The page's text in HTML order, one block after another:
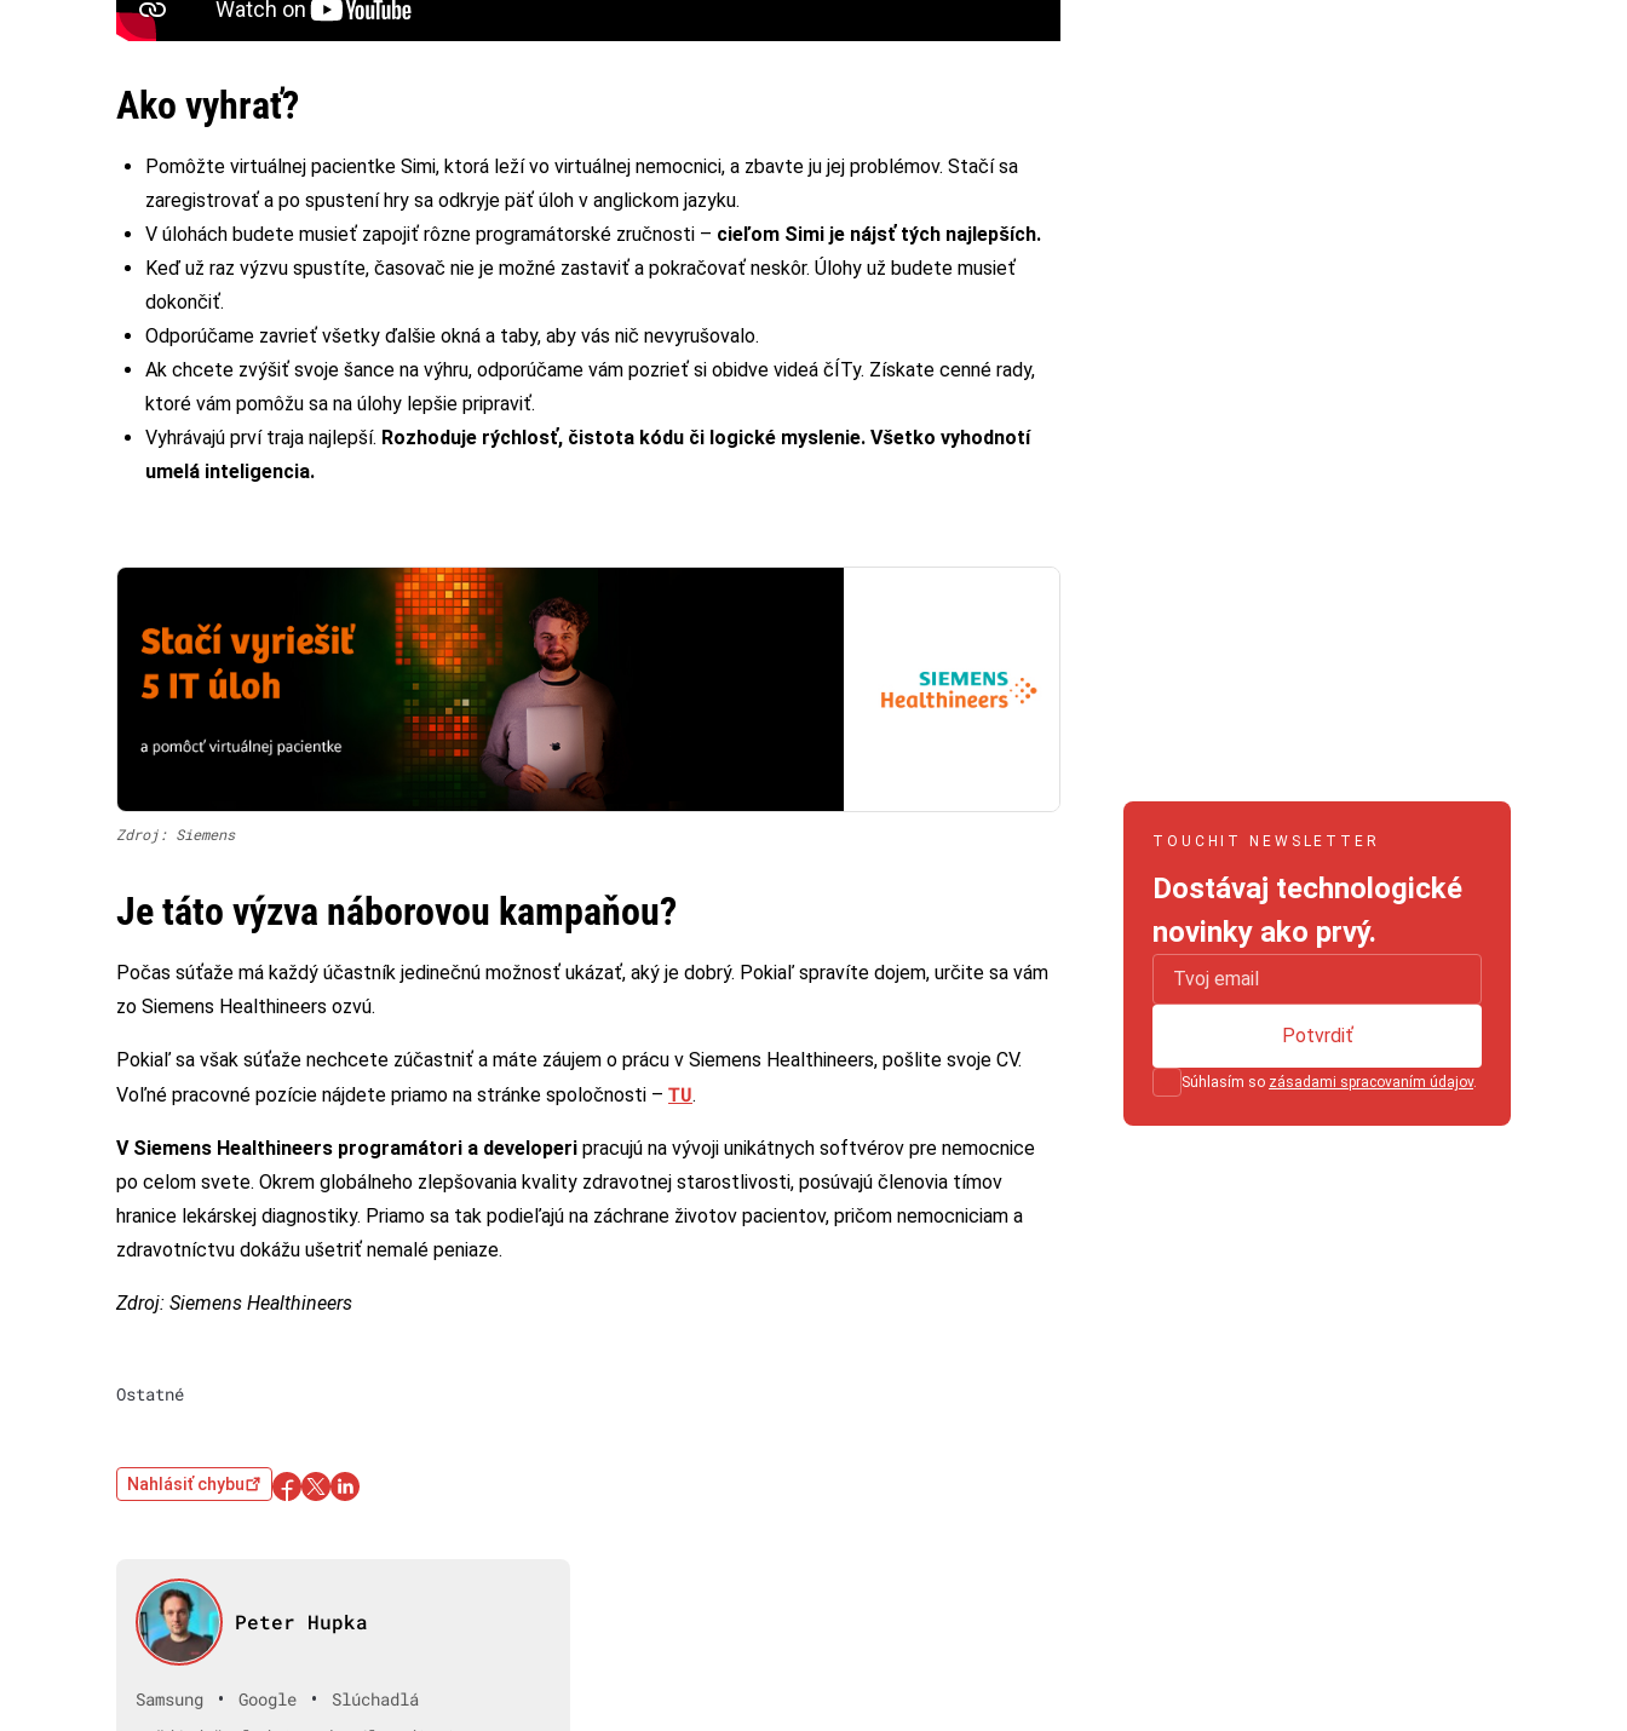
Ako vyhrať?
Pomôžte virtuálnej pacientke Simi, ktorá leží vo virtuálnej nemocnici, a zbavte ju jej problémov. Stačí sa
zaregistrovať a po spustení hry sa odkryje päť úloh v anglickom jazyku.
V úlohách budete musieť zapojiť rôzne programátorské zručnosti – cieľom Simi je nájsť tých najlepších.
Keď už raz výzvu spustíte, časovač nie je možné zastaviť a pokračovať neskôr. Úlohy už budete musieť
dokončiť.
Odporúčame zavrieť všetky ďalšie okná a taby, aby vás nič nevyrušovalo.
Ak chcete zvýšiť svoje šance na výhru, odporúčame vám pozrieť si obidve videá čÍTy. Získate cenné rady,
ktoré vám pomôžu sa na úlohy lepšie pripraviť.
Vyhrávajú prví traja najlepší. Rozhoduje rýchlosť, čistota kódu či logické myslenie. Všetko vyhodnotí
umelá inteligencia.
Zdroj: Siemens
Je táto výzva náborovou kampaňou?
Počas súťaže má každý účastník jedinečnú možnosť ukázať, aký je dobrý. Pokiaľ spravíte dojem, určite sa vám
zo Siemens Healthineers ozvú.
Pokiaľ sa však súťaže nechcete zúčastniť a máte záujem o prácu v Siemens Healthineers, pošlite svoje CV.
Voľné pracovné pozície nájdete priamo na stránke spoločnosti – TU.
V Siemens Healthineers programátori a developeri pracujú na vývoji unikátnych softvérov pre nemocnice
po celom svete. Okrem globálneho zlepšovania kvality zdravotnej starostlivosti, posúvajú členovia tímov
hranice lekárskej diagnostiky. Priamo sa tak podieľajú na záchrane životov pacientov, pričom nemocniciam a
zdravotníctvu dokážu ušetriť nemalé peniaze.
Zdroj: Siemens Healthineers
Ostatné
Nahlásiť chybu
Peter Hupka
Samsung • Google •
Slúchadlá
TOUCHIT NEWSLETTER
Dostávaj technologické
novinky ako prvý.
Súhlasím so zásadami spracovaním údajov.
Potvrdiť